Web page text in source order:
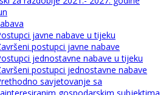
javne nabave u tijeku
postupci javne nabave
jednostavne nabave u tijeku
postupci jednostavne nabave
savjetovanje sa
gospodarskim subjektima